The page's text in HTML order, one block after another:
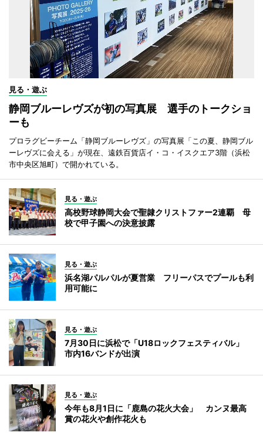
見る・遊ぶ
静岡ブルーレヴズが初の写真展 選手のトークショ
ーも
プロラグビーチーム「静岡ブルーレヴズ」の写真展「この夏、静岡ブル
ーレヴズに会える」が現在、遠鉄百貨店イ・コ・イスクエア3階（浜松
市中央区旭町）で開かれている。
見る・遊ぶ
高校野球静岡大会で聖隷クリストファー2連覇 母
校で甲子園への決意披露
見る・遊ぶ
浜名湖パルパルが夏営業 フリーパスでプールも利
用可能に
見る・遊ぶ
7月30日に浜松で「U18ロックフェスティバル」
市内16バンドが出演
見る・遊ぶ
今年も8月1日に「鹿島の花火大会」 カンヌ最高
賞の花火や創作花火も